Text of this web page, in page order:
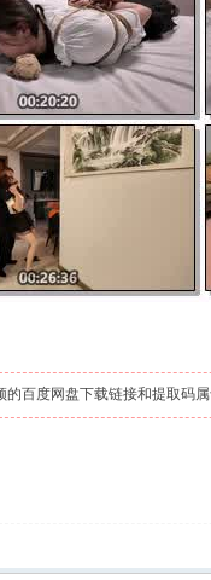
的百度网盘下载链接和提取码